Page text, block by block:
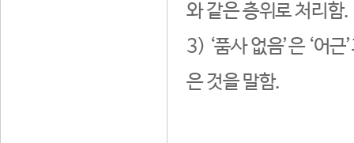
와 같은 층위로 처리함.
3) ‘품사 없음’은 ‘어
은 것을 말함.